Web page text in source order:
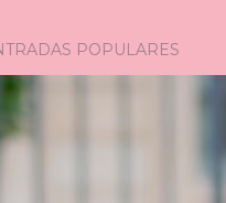
POPULARES